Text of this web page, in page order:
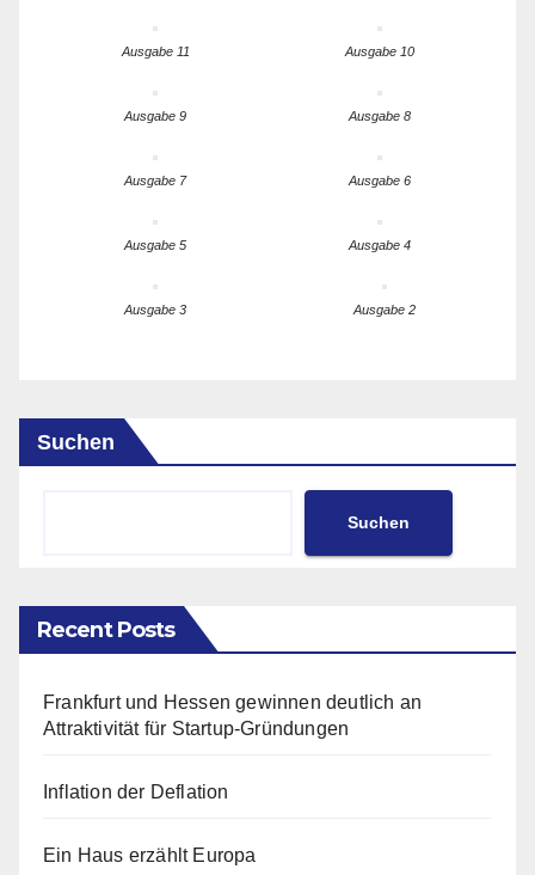
Ausgabe 11 Ausgabe 10
Ausgabe 9 Ausgabe 8
Ausgabe 7 Ausgabe 6
Ausgabe 5 Ausgabe 4
Ausgabe 3 Ausgabe 2
Suchen
Suchen
Recent Posts
Frankfurt und Hessen gewinnen deutlich an
Attraktivität für Startup-Gründungen
Inflation der Deflation
Ein Haus erzählt Europa